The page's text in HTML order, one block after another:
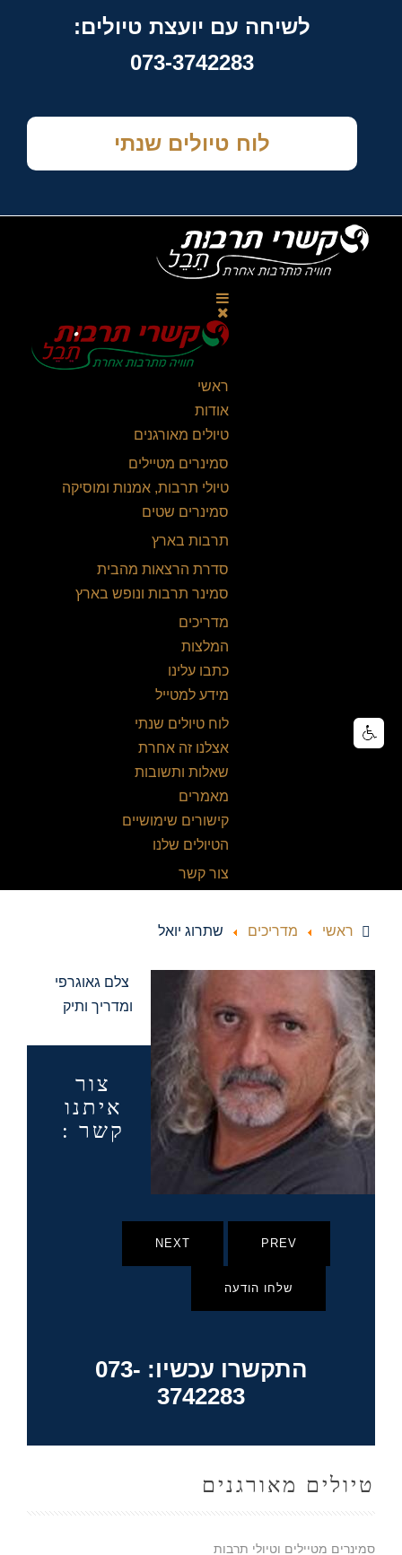
לשיחה עם יועצת טיולים:
073-3742283
לוח טיולים שנתי
ראשי
אודות
טיולים מאורגנים
סמינרים מטיילים
טיולי תרבות, אמנות ומוסיקה
סמינרים שטים
תרבות בארץ
סדרת הרצאות מהבית
סמינר תרבות ונופש בארץ
מדריכים
המלצות
כתבו עלינו
מידע למטייל
לוח טיולים שנתי
אצלנו זה אחרת
שאלות ותשובות
מאמרים
קישורים שימושיים
הטיולים שלנו
צור קשר
ראשי מדריכים שתרוג יואל
צלם גאוגרפי
ומדריך ותיק
צור
איתנו
קשר :
PREV
NEXT
שלחו הודעה
התקשרו עכשיו: 073-
3742283
טיולים מאורגנים
סמינרים מטיילים וטיולי תרבות